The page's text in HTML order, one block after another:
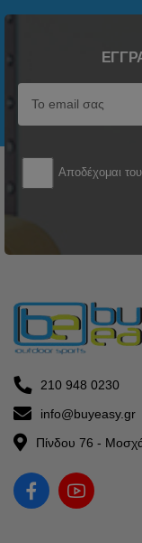
Αποδέχομαι
210 948 0230
info@buyeasy.gr
Πίνδου 76 -